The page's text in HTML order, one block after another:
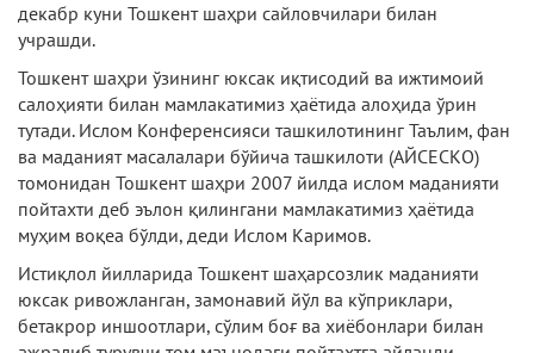
декабр куни Тошкент шаҳри сайловчилари билан
учрашди.
Тошкент шаҳри ўзининг юксак иқтисодий ва ижтимоий
салоҳияти билан мамлакатимиз ҳаётида алоҳида ўрин
тутади. Ислом Конференсияси ташкилотининг Таълим, фан
ва маданият масалалари бўйича ташкилоти (АЙСЕСКО)
томонидан Тошкент шаҳри 2007 йилда ислом маданияти
пойтахти деб эълон қилингани мамлакатимиз ҳаётида
муҳим воқеа бўлди, деди Ислом Каримов.
Истиқлол йилларида Тошкент шаҳарсозлик маданияти
юксак ривожланган, замонавий йўл ва кўприклари,
бетакрор иншоотлари, сўлим боғ ва хиёбонлари билан